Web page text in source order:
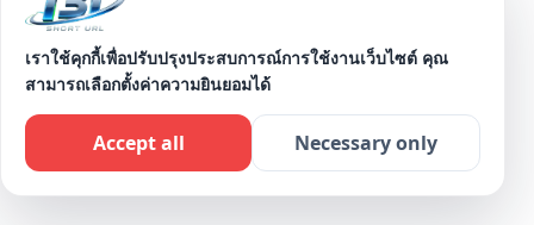
© 2026 i3i Short URL - ย่อลิงก์ฟรี สร้างลิงก์สั้น ไม่มีโฆษณา.
สงวนลิขสิทธิ์.
ไทย / Phasa Thai
เราใช้คุกกี้เพื่อปรับปรุงประสบการณ์การใช้งานเว็บไซต์ คุณ
สามารถเลือกตั้งค่าความยินยอมได้
Accept all Necessary only